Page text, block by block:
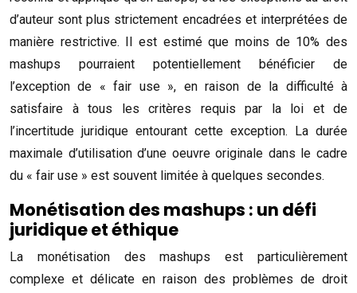
d’auteur sont plus strictement encadrées et interprétées de
manière restrictive. Il est estimé que moins de 10% des
mashups pourraient potentiellement bénéficier de
l’exception de « fair use », en raison de la difficulté à
satisfaire à tous les critères requis par la loi et de
l’incertitude juridique entourant cette exception. La durée
maximale d’utilisation d’une oeuvre originale dans le cadre
du « fair use » est souvent limitée à quelques secondes.
Monétisation des mashups : un défi
juridique et éthique
La monétisation des mashups est particulièrement
complexe et délicate en raison des problèmes de droit